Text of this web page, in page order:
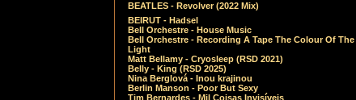
BEATLES - Revolver (2022 Mix)
BEIRUT - Hadsel
Bell Orchestre - House Music
Bell Orchestre - Recording A Tape The Colour Of The
Light
Matt Bellamy - Cryosleep (RSD 2021)
Belly - King (RSD 2025)
Nina Berglová - Inou krajinou
Berlin Manson - Poor But Sexy
Tim Bernardes - Mil Coisas Invis​í​veis